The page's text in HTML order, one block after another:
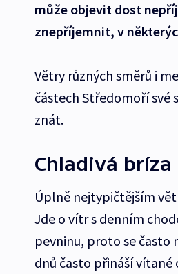
může objevit dost
znepříjemnit, v
Větry různých směrů i
částech Středomoří své
znát.
Chladivá bríza
Úplně nejtypičtějším
Jde o vítr s denním
pevninu, proto se často
dnů často přináší vítané